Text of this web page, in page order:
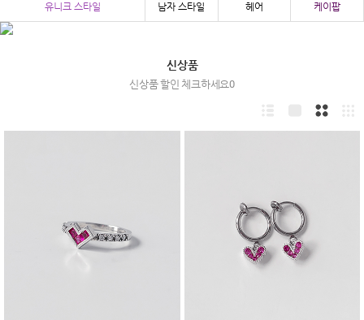
유니크 스타일 남자 스타일 헤어 케이팝
신상품
신상품 할인 체크하세요0